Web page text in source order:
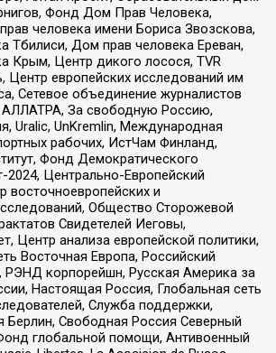
Фонд Дом Прав Человека,
человека имени Бориса Звозскова,
Тбилиси, Дом прав человека Ереван,
Крым, Центр дикого лосося, TVR
европейских исследований им
Сетевое объединение журналистов
АЛЛАТРА, За свободную Россию,
Uralic, UnKremlin, Международная
рабочих, ИстЧам Финланд,
Фонд Демократического
2024, Центрально-Европейский
восточноевропейских и
Общество Сторожевой
Свидетелей Иеговы,
Центр анализа европейской политики,
Восточная Европа, Российский
РЭНД корпорейшн, Русская Америка за
Настоящая Россия, Глобальная сеть
Служба поддержки,
Берлин, Свободная Россия Северный
глобальной помощи, Антивоенный